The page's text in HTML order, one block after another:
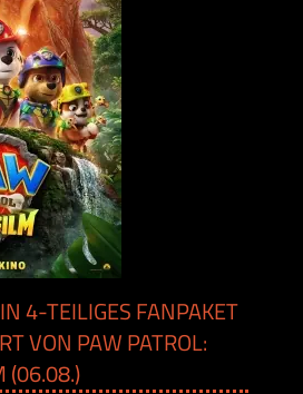
4-TEILIGES FANPAKET
VON PAW PATROL:
(06.08.)